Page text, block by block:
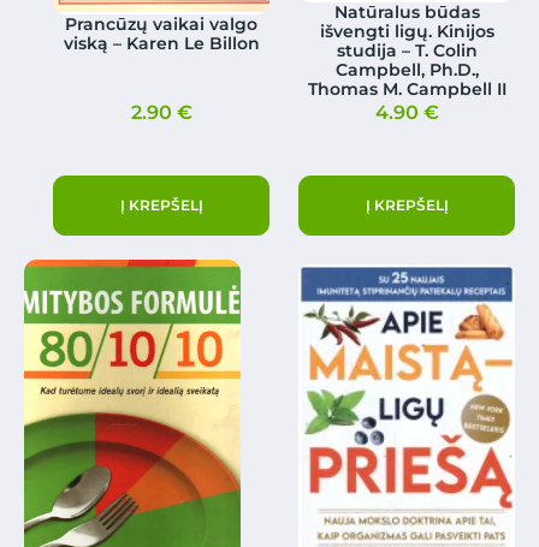
Prancūzų vaikai valgo
viską – Karen Le Billon
2.90 €
Į KREPŠELĮ
Natūralus būdas
išvengti ligų. Kinijos
studija – T. Colin
Campbell, Ph.D.,
Thomas M. Campbell II
4.90 €
Į KREPŠELĮ